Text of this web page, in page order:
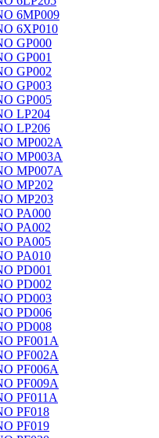
6MP009
6XP010
GP000
GP001
GP002
GP003
GP005
LP204
LP206
MP002A
MP003A
MP007A
MP202
MP203
PA000
PA002
PA005
PA010
PD001
PD002
PD003
PD006
PD008
PF001A
PF002A
PF006A
PF009A
PF011A
PF018
PF019